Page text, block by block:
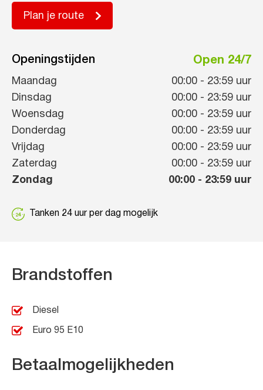
Plan je route
Openingstijden Open 24/7
Maandag 00:00 - 23:59 uur
Dinsdag
00:00 - 23:59 uur
Woensdag
00:00 - 23:59 uur
Donderdag
00:00 - 23:59 uur
Vrijdag
00:00 - 23:59 uur
Zaterdag
00:00 - 23:59 uur
Zondag
00:00 - 23:59 uur
Tanken 24 uur per dag mogelijk
Brandstoffen
Diesel
Euro 95 E10
Betaalmogelijkheden